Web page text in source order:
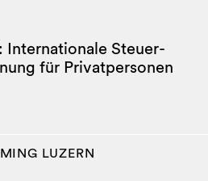
Internationale Steuer-
für Privatpersonen
LUZERN